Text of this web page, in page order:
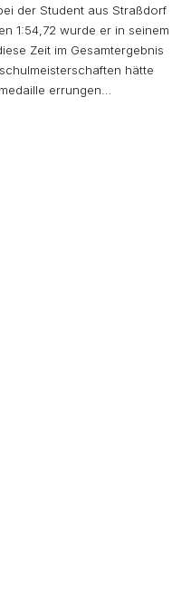
der Student aus Straßdorf
1:54,72 wurde er in seinem
Zeit im Gesamtergebnis
hätte
errungen…